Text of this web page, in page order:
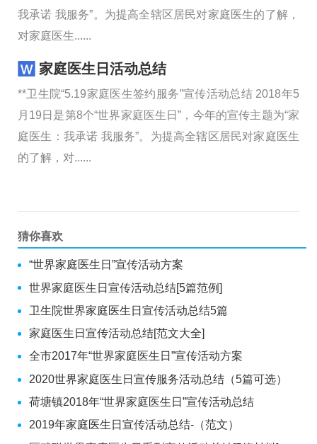
我承诺 我服务”。为提高全辖区居民对家庭医生的了解，
对家庭医生......
家庭医生日活动总结
**卫生院“5.19家庭医生签约服务”宣传活动总结 2018年5
月19日是第8个“世界家庭医生日”，今年的宣传主题为“家
庭医生：我承诺 我服务”。为提高全辖区居民对家庭医生
的了解，对......
猜你喜欢
“世界家庭医生日”宣传活动方案
世界家庭医生日宣传活动总结[5篇范例]
卫生院世界家庭医生日宣传活动总结5篇
家庭医生日宣传活动总结[范文大全]
全市2017年“世界家庭医生日”宣传活动方案
2020世界家庭医生日宣传服务活动总结（5篇可选）
荷塘镇2018年“世界家庭医生日”宣传活动总结
2019年家庭医生日宣传活动总结-（范文）